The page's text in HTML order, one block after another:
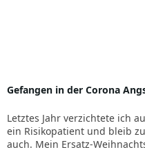
Gefangen in der Corona
Letztes Jahr verzichtete ich
ein Risikopatient und bleib
auch. Mein Ersatz-